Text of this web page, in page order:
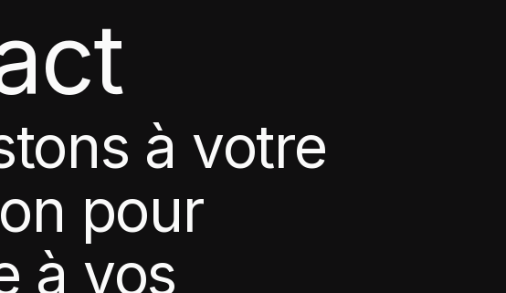
à votre
pour
à vos